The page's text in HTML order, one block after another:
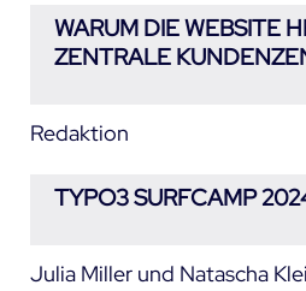
WARUM DIE WEBSITE
ZENTRALE
Redaktion
TYPO3 SURFCAMP
Julia Miller und Natascha